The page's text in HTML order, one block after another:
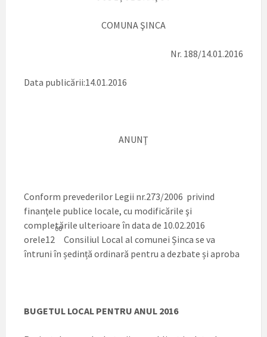
COMUNA ŞINCA
Nr. 188/14.01.2016
Data publicării:14.01.2016
ANUNŢ
Conform prevederilor Legii nr.273/2006 privind
finanţele publice locale, cu modificările şi
completările ulterioare în data de 10.02.2016
orele12
00
Consiliul Local al comunei Șinca se va
întruni în ședință ordinară pentru a dezbate și aproba
BUGETUL LOCAL PENTRU ANUL 2016